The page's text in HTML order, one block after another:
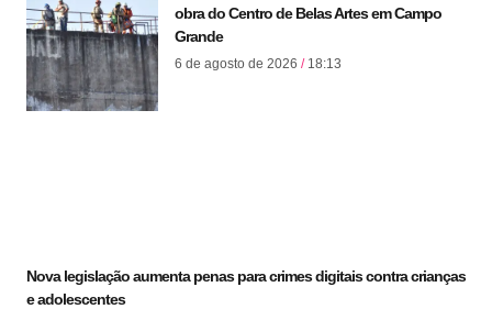
obra do Centro de Belas Artes em Campo
Grande
6 de agosto de 2026 18:13
Nova legislação aumenta penas para crimes digitais contra crianças
e adolescentes